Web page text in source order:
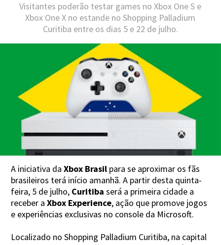
Visitantes poderão testar games no Xbox One S e
Xbox One X no estande no Shopping Palladium
Curitiba entre os dias 5 e 22 de julho.
A iniciativa daXbox Brasil para se aproximar os fãs
brasileiros terá início amanhã. A partir desta quinta-
feira, 5 de julho, Curitiba será a primeira cidade a
receber aXbox Experience, ação que promove jogos
e experiências exclusivas no console da Microsoft.
Localizado no Shopping Palladium Curitiba, na capital